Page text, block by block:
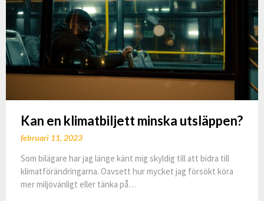
Kan en klimatbiljett minska utsläppen?
februari 11, 2023
Som bilägare har jag länge känt mig skyldig till att bidra till
klimatförändringarna. Oavsett hur mycket jag försökt köra
mer miljövänligt eller tänka på…